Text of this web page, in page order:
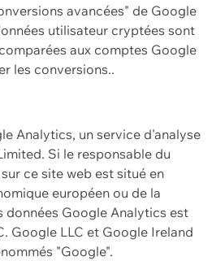
avancées" de Google
utilisateur cryptées sont
aux comptes Google
les conversions..
Analytics, un service d'analyse
Si le responsable du
ce site web est situé en
européen ou de la
données Google Analytics est
Google LLC et Google Ireland
"Google".